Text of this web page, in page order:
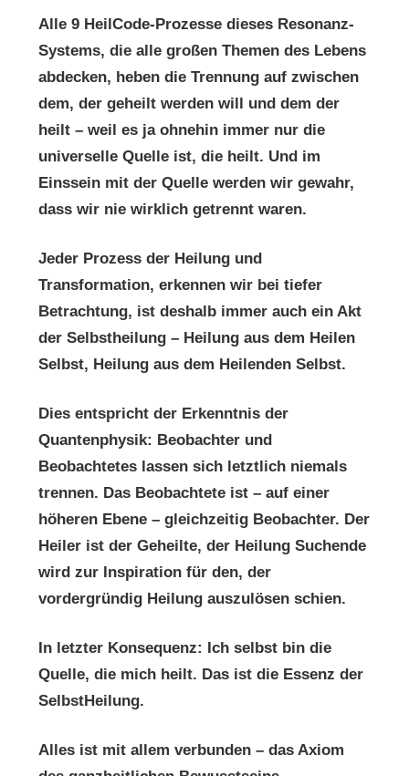
Alle 9 HeilCode-Prozesse dieses Resonanz-
Systems, die alle großen Themen des Lebens
abdecken, heben die Trennung auf zwischen
dem, der geheilt werden will und dem der
heilt – weil es ja ohnehin immer nur die
universelle Quelle ist, die heilt. Und im
Einssein mit der Quelle werden wir gewahr,
dass wir nie wirklich getrennt waren.
Jeder Prozess der Heilung und
Transformation, erkennen wir bei tiefer
Betrachtung, ist deshalb immer auch ein Akt
der Selbstheilung – Heilung aus dem Heilen
Selbst, Heilung aus dem Heilenden Selbst.
Dies entspricht der Erkenntnis der
Quantenphysik: Beobachter und
Beobachtetes lassen sich letztlich niemals
trennen. Das Beobachtete ist – auf einer
höheren Ebene – gleichzeitig Beobachter. Der
Heiler ist der Geheilte, der Heilung Suchende
wird zur Inspiration für den, der
vordergründig Heilung auszulösen schien.
In letzter Konsequenz: Ich selbst bin die
Quelle, die mich heilt. Das ist die Essenz der
SelbstHeilung.
Alles ist mit allem verbunden – das Axiom